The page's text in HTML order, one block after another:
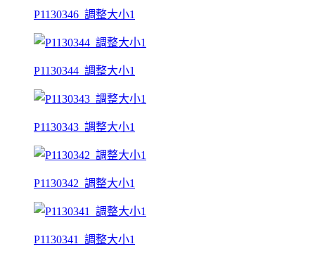
P1130346_調整大小1
P1130344_調整大小1
P1130343_調整大小1
P1130342_調整大小1
P1130341_調整大小1